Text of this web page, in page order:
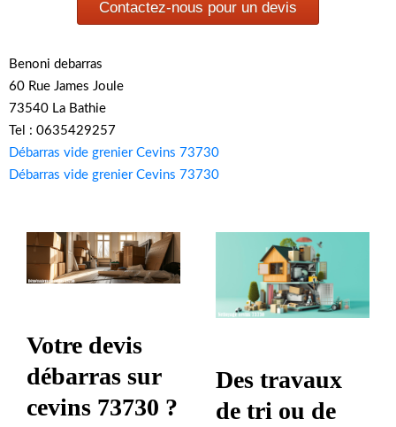
Contactez-nous pour un devis
Benoni debarras
60 Rue James Joule
73540 La Bathie
Tel : 0635429257
Débarras vide grenier Cevins 73730
Débarras vide grenier Cevins 73730
Votre devis
débarras sur
cevins 73730 ?
Des travaux
de tri ou de